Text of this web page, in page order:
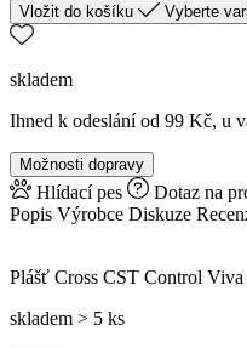
Vložit do košíku Vyberte
skladem
Ihned k odeslání od 99 Kč, u
Možnosti dopravy
Hlídací pes Dotaz na
Popis Výrobce Diskuze
Plášť Cross CST Control Viva
skladem > 5 ks